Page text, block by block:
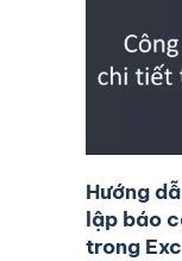
Hướng
lập báo
trong